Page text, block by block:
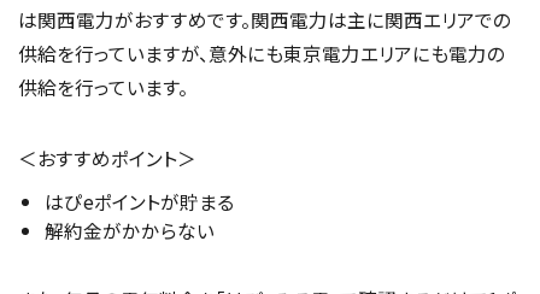
は関西電力がおすすめです。関西電力は主に関西エリアでの
供給を行っていますが、意外にも東京電力エリアにも電力の
供給を行っています。
＜おすすめポイント＞
はぴeポイントが貯まる
解約金がかからない